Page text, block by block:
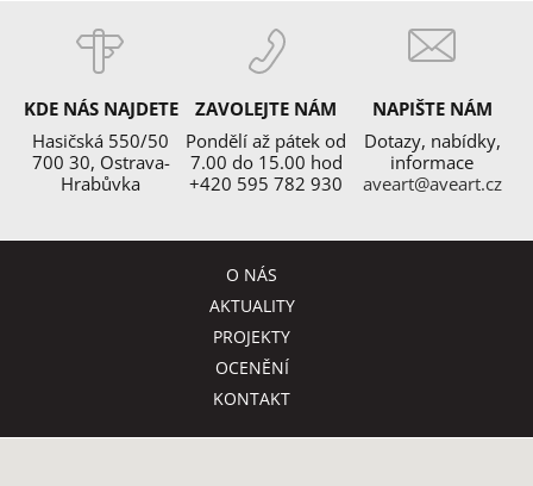
KDE NÁS NAJDETE
Hasičská 550/50
700 30, Ostrava-
Hrabůvka
ZAVOLEJTE NÁM
Pondělí až pátek od
7.00 do 15.00 hod
+420 595 782 930
NAPIŠTE NÁM
Dotazy, nabídky,
informace
aveart@aveart.cz
O NÁS
AKTUALITY
PROJEKTY
OCENĚNÍ
KONTAKT